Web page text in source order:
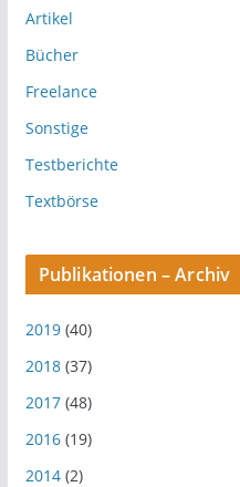
Artikel
Bücher
Freelance
Sonstige
Testberichte
Textbörse
Publikationen – Archiv
2019(40)
2018(37)
2017(48)
2016(19)
2014(2)